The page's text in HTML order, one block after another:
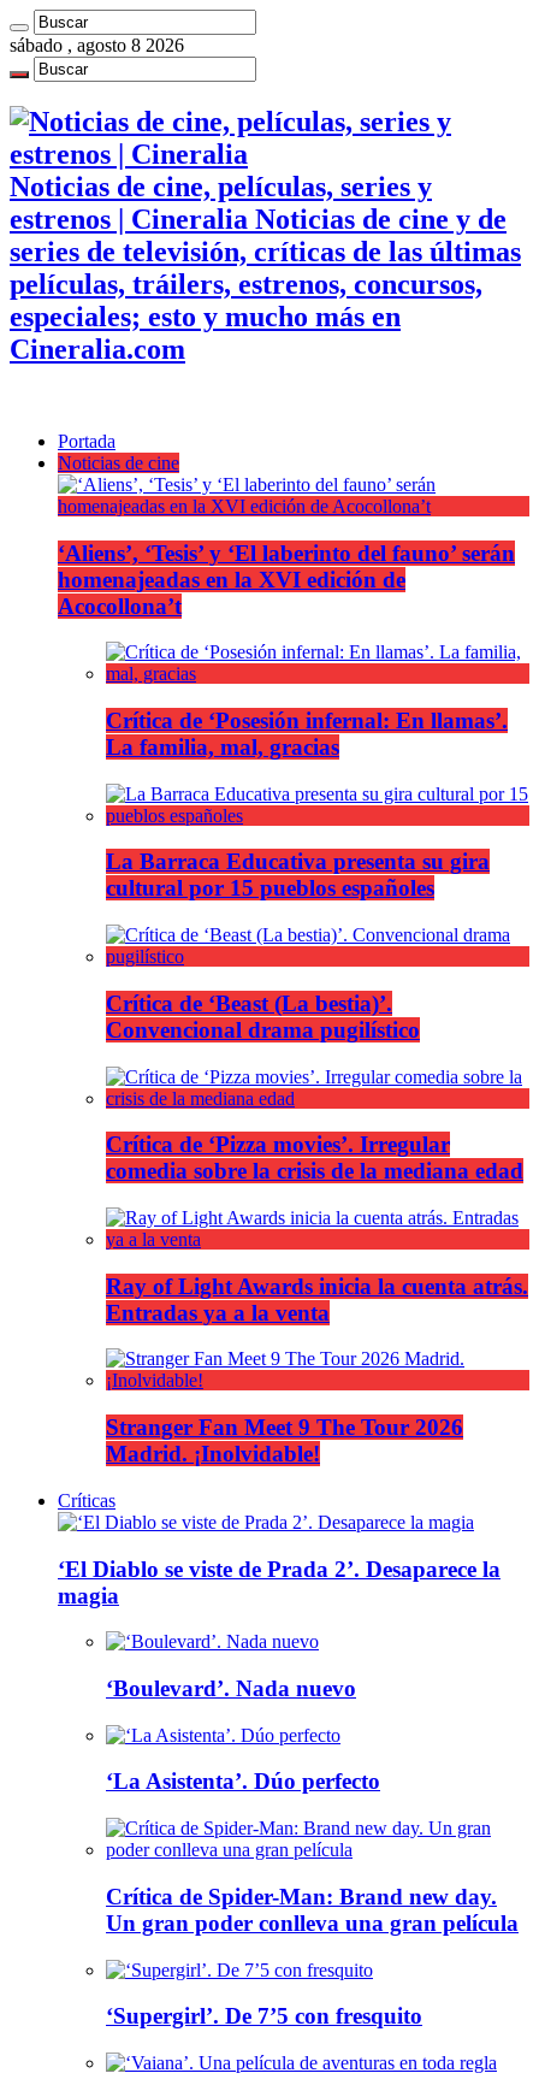
sábado , agosto 8 2026
Noticias de cine, películas, series y
estrenos | Cineralia Noticias de cine y de
series de televisión, críticas de las últimas
películas, tráilers, estrenos, concursos,
especiales; esto y mucho más en
Cineralia.com
Portada
Noticias de cine
‘Aliens’, ‘Tesis’ y ‘El laberinto del fauno’ serán
homenajeadas en la XVI edición de
Acocollona’t
Crítica de ‘Posesión infernal: En llamas’.
La familia, mal, gracias
La Barraca Educativa presenta su gira
cultural por 15 pueblos españoles
Crítica de ‘Beast (La bestia)’.
Convencional drama pugilístico
Crítica de ‘Pizza movies’. Irregular
comedia sobre la crisis de la mediana edad
Ray of Light Awards inicia la cuenta atrás.
Entradas ya a la venta
Stranger Fan Meet 9 The Tour 2026
Madrid. ¡Inolvidable!
Críticas
‘El Diablo se viste de Prada 2’. Desaparece la
magia
‘Boulevard’. Nada nuevo
‘La Asistenta’. Dúo perfecto
Crítica de Spider-Man: Brand new day.
Un gran poder conlleva una gran película
‘Supergirl’. De 7’5 con fresquito